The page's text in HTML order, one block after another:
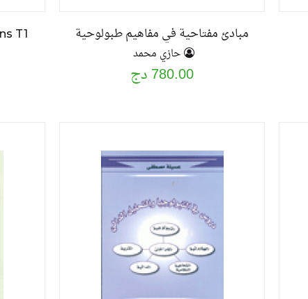
مبادئ مفتاحية في مفاهيم طبولوحية
حازي محمد
780.00 دج
T1